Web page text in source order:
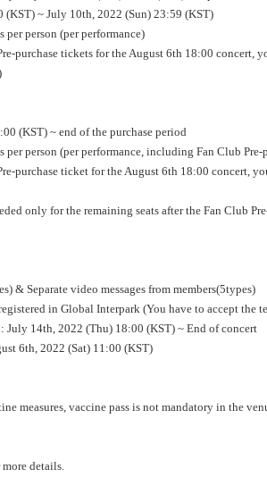
~ July 10th, 2022 (Sun) 23:59 (KST)
person (per performance)
purchase tickets for the August 6th 18:00 concert,
(KST) ~ end of the purchase period
person (per performance, including Fan Club Pre-
purchase ticket for the August 6th 18:00 concert,
only for the remaining seats after the Fan Club
& Separate video messages from members(5types)
in Global Interpark (You have to accept the
July 14th, 2022 (Thu) 18:00 (KST) ~ End of concert
6th, 2022 (Sat) 11:00 (KST)
measures, vaccine pass is not mandatory in the
details.